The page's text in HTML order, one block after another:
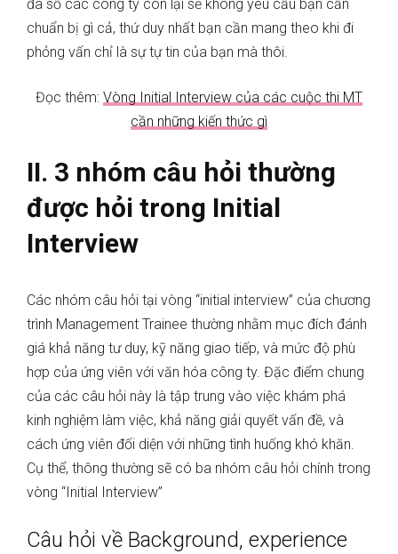
đa số các công ty còn lại sẽ không yêu cầu bạn cần
chuẩn bị gì cả, thứ duy nhất bạn cần mang theo khi đi
phỏng vấn chỉ là sự tự tin của bạn mà thôi.
Đọc thêm: Vòng Initial Interview của các cuộc thi MT
cần những kiến thức gì
II. 3 nhóm câu hỏi thường
được hỏi trong Initial
Interview
Các nhóm câu hỏi tại vòng “initial interview” của chương
trình Management Trainee thường nhằm mục đích đánh
giá khả năng tư duy, kỹ năng giao tiếp, và mức độ phù
hợp của ứng viên với văn hóa công ty. Đặc điểm chung
của các câu hỏi này là tập trung vào việc khám phá
kinh nghiệm làm việc, khả năng giải quyết vấn đề, và
cách ứng viên đối diện với những tình huống khó khăn.
Cụ thể, thông thường sẽ có ba nhóm câu hỏi chính trong
vòng “Initial Interview”
Câu hỏi về Background, experience